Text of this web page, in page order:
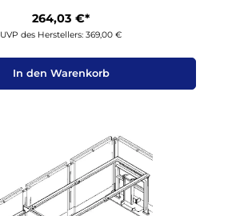
264,03 €*
UVP des Herstellers: 369,00 €
In den Warenkorb